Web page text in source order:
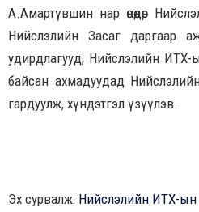
А.Амартүвшин нар өнөөдөр
Нийслэлийн Засаг даргаар
удирдлагууд, Нийслэлийн
байсан ахмадуудад
гардуулж, хүндэтгэл үзүүлэв.
Эх сурвалж: Нийслэлийн ИТХ-